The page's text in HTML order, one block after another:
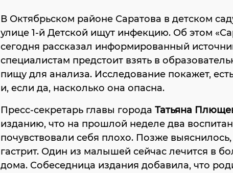
В Октябрьском районе Саратова в детском
улице 1-й Детской ищут инфекцию. Об этом
сегодня рассказал информированный
специалистам предстоит взять в
пищу для анализа. Исследование покажет,
и, если да, насколько она опасна.
Пресс-секретарь главы города Татьяна
изданию, что на прошлой неделе два
почувствовали себя плохо. Позже
гастрит. Один из малышей сейчас лечится в
дома. Собеседница издания добавила, что